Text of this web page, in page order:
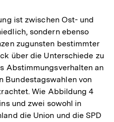
ist zwischen Ost- und
sondern ebenso
zugunsten bestimmter
über die Unterschiede zu
Abstimmungsverhalten an
Bundestagswahlen von
Wie Abbildung 4
und zwei sowohl in
die Union und die SPD